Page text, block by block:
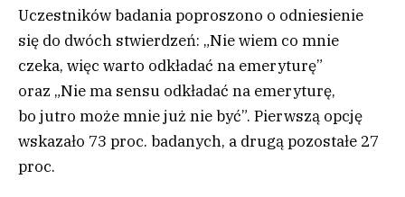
Uczestników badania poproszono o odniesienie
się do dwóch stwierdzeń: „Nie wiem co mnie
czeka, więc warto odkładać na emeryturę”
oraz „Nie ma sensu odkładać na emeryturę,
bo jutro może mnie już nie być”. Pierwszą opcję
wskazało 73 proc. badanych, a drugą pozostałe 27
proc.